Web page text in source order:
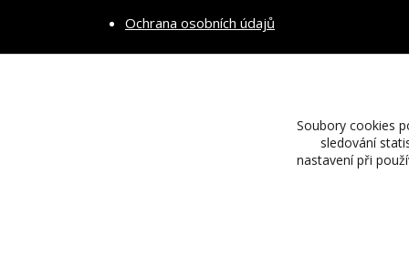
Ochrana osobních údajů
Soubory cookies
sledování
nastavení při